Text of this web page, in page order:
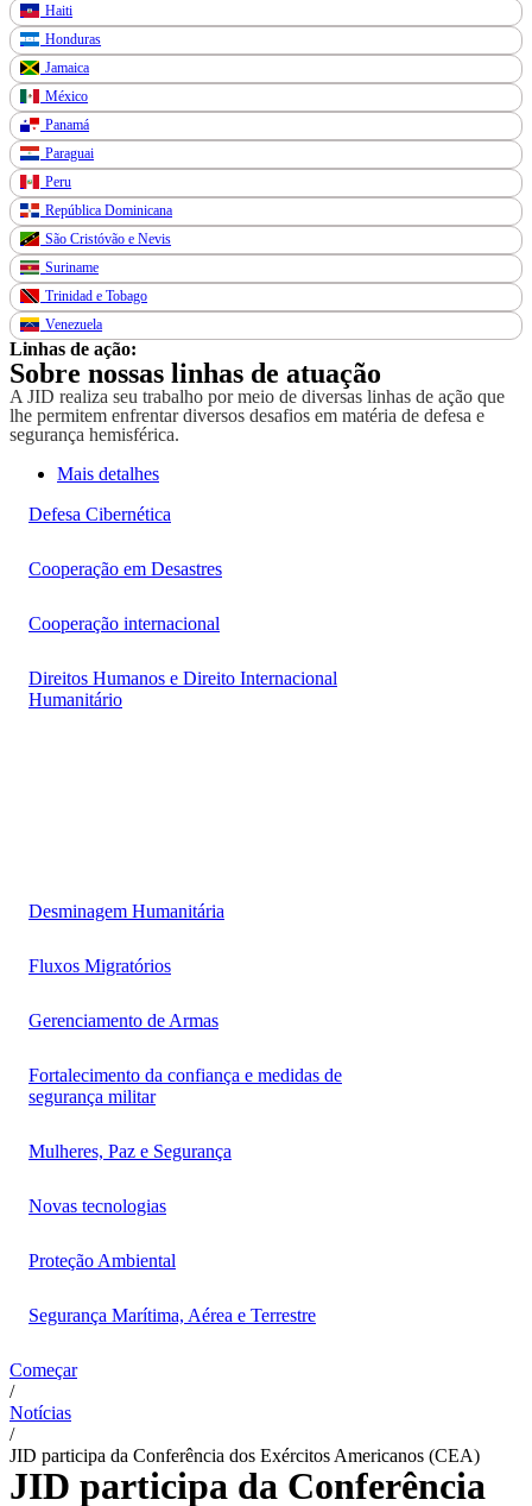
Haiti
Honduras
Jamaica
México
Panamá
Paraguai
Peru
República Dominicana
São Cristóvão e Nevis
Suriname
Trinidad e Tobago
Venezuela
Linhas de ação:
Sobre nossas linhas de atuação
A JID realiza seu trabalho por meio de diversas linhas de ação que
lhe permitem enfrentar diversos desafios em matéria de defesa e
segurança hemisférica.
Mais detalhes
Defesa Cibernética
Cooperação em Desastres
Cooperação internacional
Direitos Humanos e Direito Internacional
Humanitário
Desminagem Humanitária
Fluxos Migratórios
Gerenciamento de Armas
Fortalecimento da confiança e medidas de
segurança militar
Mulheres, Paz e Segurança
Novas tecnologias
Proteção Ambiental
Segurança Marítima, Aérea e Terrestre
Começar
/
Notícias
/
JID participa da Conferência dos Exércitos Americanos (CEA)
JID participa da Conferência